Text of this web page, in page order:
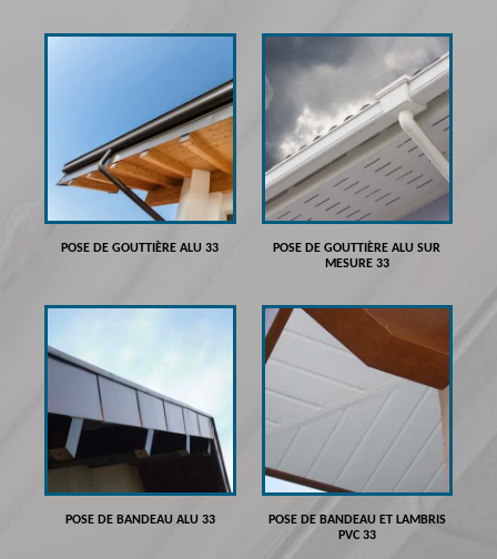
POSE DE GOUTTIÈRE ALU 33
POSE DE GOUTTIÈRE ALU SUR
MESURE 33
POSE DE BANDEAU ALU 33
POSE DE BANDEAU ET LAMBRIS
PVC 33